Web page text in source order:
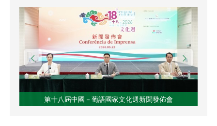
第十八屆中國－葡語國家文化週新聞發佈會